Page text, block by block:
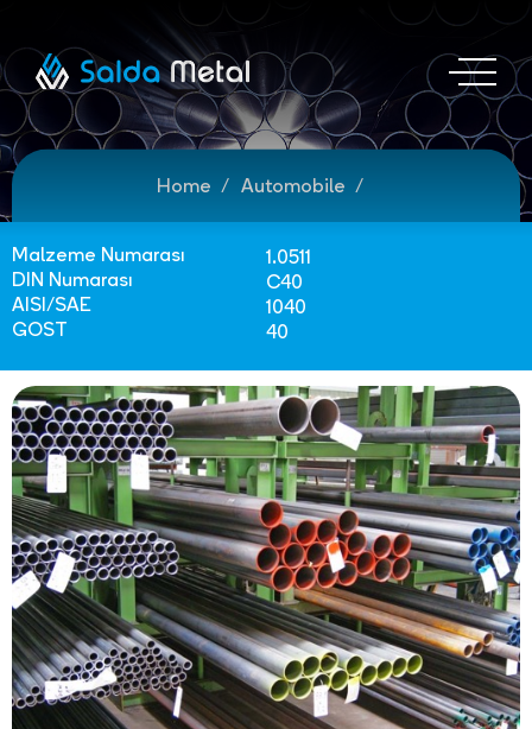
Home Automobile
Malzeme Numarası
1.0511
DIN Numarası
C40
AISI/SAE
1040
GOST
40